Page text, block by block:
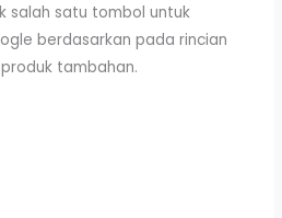
salah satu tombol untuk
berdasarkan pada rincian
tambahan.